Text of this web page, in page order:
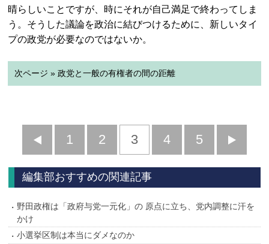
晴らしいことですが、時にそれが自己満足で終わってしま
う。そうした議論を政治に結びつけるために、新しいタイ
プの政党が必要なのではないか。
次ページ » 政党と一般の有権者の間の距離
前
へ
1 2 3 4 5
へ
編集部おすすめの関連記事
野田政権は「政府与党一元化」の 原点に立ち、党内調整に汗を
かけ
小選挙区制は本当にダメなのか